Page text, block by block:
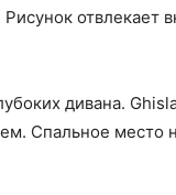
отвлекает
дивана.
Спальное место